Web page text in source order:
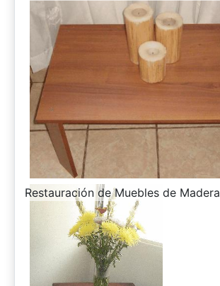
-
Restauración de Muebles de Madera